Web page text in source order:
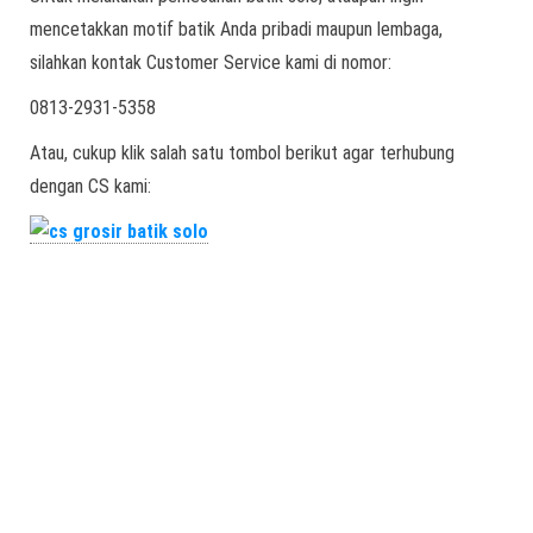
mencetakkan motif batik Anda pribadi maupun lembaga,
silahkan kontak Customer Service kami di nomor:
0813-2931-5358
Atau, cukup klik salah satu tombol berikut agar terhubung
dengan CS kami: